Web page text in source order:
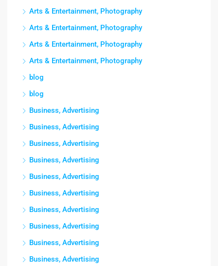
Arts & Entertainment, Photography
Arts & Entertainment, Photography
Arts & Entertainment, Photography
Arts & Entertainment, Photography
blog
blog
Business, Advertising
Business, Advertising
Business, Advertising
Business, Advertising
Business, Advertising
Business, Advertising
Business, Advertising
Business, Advertising
Business, Advertising
Business, Advertising